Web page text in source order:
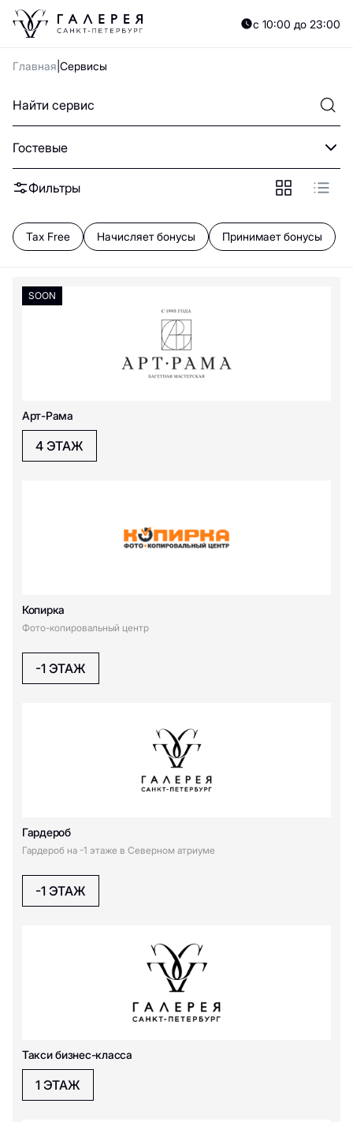
с 10:00 до 23:00
Главная Сервисы
Гостевые
ЭТАЖ
Tax Free Начисляет бонусы Принимает бонусы
Фильтры
SOON
Арт-Рама
4 ЭТАЖ
Копирка
Фото-копировальный центр
-1 ЭТАЖ
Гардероб
Гардероб на -1 этаже в Северном атриуме
-1 ЭТАЖ
Такси бизнес-класса
1 ЭТАЖ
A B C D E F G H I J R
А Б В Г Д Е Ж З И Й К Л М Н О П Р С Т У Ф Х Ц Ч
А
Ателье вкуса и цвета Арт-Рама SOON
Б
Г
И
Информация
Парковка